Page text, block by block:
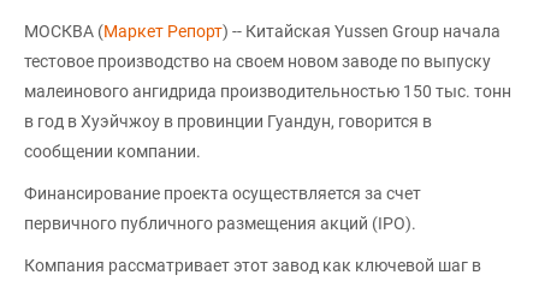
МОСКВА (Маркет Репорт) -- Китайская Yussen Group начала
тестовое производство на своем новом заводе по выпуску
малеинового ангидрида производительностью 150 тыс. тонн
в год в Хуэйчжоу в провинции Гуандун, говорится в
сообщении компании.
Финансирование проекта осуществляется за счет
первичного публичного размещения акций (IPO).
Компания рассматривает этот завод как ключевой шаг в